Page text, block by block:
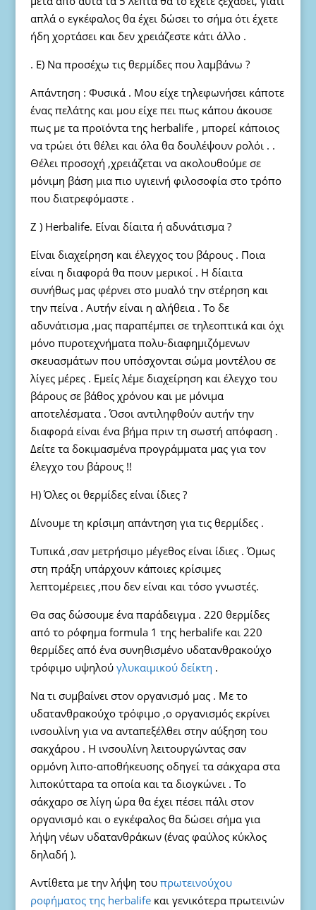
απλά ο εγκέφαλος θα έχει δώσει το σήμα ότι έχετε
ήδη χορτάσει και δεν χρειάζεστε κάτι άλλο .
. Ε) Να προσέχω τις θερμίδες που λαμβάνω ?
Απάντηση : Φυσικά . Μου είχε τηλεφωνήσει κάποτε
ένας πελάτης και μου είχε πει πως κάπου άκουσε
πως με τα προϊόντα της herbalife , μπορεί κάποιος
να τρώει ότι θέλει και όλα θα δουλέψουν ρολόι . .
Θέλει προσοχή ,χρειάζεται να ακολουθούμε σε
μόνιμη βάση μια πιο υγιεινή φιλοσοφία στο τρόπο
που διατρεφόμαστε .
Ζ ) Herbalife. Είναι δίαιτα ή αδυνάτισμα ?
Είναι διαχείρηση και έλεγχος του βάρους . Ποια
είναι η διαφορά θα πουν μερικοί . Η δίαιτα
συνήθως μας φέρνει στο μυαλό την στέρηση και
την πείνα . Αυτήν είναι η αλήθεια . Το δε
αδυνάτισμα ,μας παραπέμπει σε τηλεοπτικά και όχι
μόνο πυροτεχνήματα πολυ-διαφημιζόμενων
σκευασμάτων που υπόσχονται σώμα μοντέλου σε
λίγες μέρες . Εμείς λέμε διαχείρηση και έλεγχο του
βάρους σε βάθος χρόνου και με μόνιμα
αποτελέσματα . Όσοι αντιληφθούν αυτήν την
διαφορά είναι ένα βήμα πριν τη σωστή απόφαση .
Δείτε τα δοκιμασμένα προγράμματα μας για τον
έλεγχο του βάρους !!
Η) Όλες οι θερμίδες είναι ίδιες ?
Δίνουμε τη κρίσιμη απάντηση για τις θερμίδες .
Τυπικά ,σαν μετρήσιμο μέγεθος είναι ίδιες . Όμως
στη πράξη υπάρχουν κάποιες κρίσιμες
λεπτομέρειες ,που δεν είναι και τόσο γνωστές.
Θα σας δώσουμε ένα παράδειγμα . 220 θερμίδες
από το ρόφημα formula 1 της herbalife και 220
θερμίδες από ένα συνηθισμένο υδατανθρακούχο
τρόφιμο υψηλού γλυκαιμικού δείκτη .
Να τι συμβαίνει στον οργανισμό μας . Με το
υδατανθρακούχο τρόφιμο ,ο οργανισμός εκρίνει
ινσουλίνη για να ανταπεξέλθει στην αύξηση του
σακχάρου . Η ινσουλίνη λειτουργώντας σαν
ορμόνη λιπο-αποθήκευσης οδηγεί τα σάκχαρα στα
λιποκύτταρα τα οποία και τα διογκώνει . Το
σάκχαρο σε λίγη ώρα θα έχει πέσει πάλι στον
οργανισμό και ο εγκέφαλος θα δώσει σήμα για
λήψη νέων υδατανθράκων (ένας φαύλος κύκλος
δηλαδή ).
Αντίθετα με την λήψη του πρωτεινούχου
ροφήματος της herbalifeκαι γενικότερα πρωτεινών